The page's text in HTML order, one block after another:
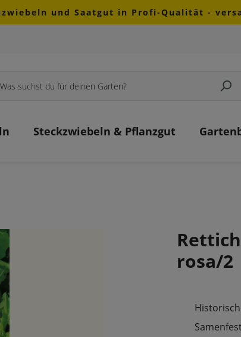
und Saatgut in Profi-Qualität -
Steckzwiebeln & Pflanzgut
rosa/2